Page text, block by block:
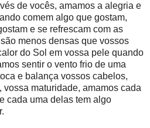
de vocês, amamos a alegria e
comem algo que gostam,
e se refrescam com as
menos densas que vossos
do Sol em vossa pele quando
sentir o vento frio de uma
e balança vossos cabelos,
maturidade, amamos cada
cada uma delas tem algo